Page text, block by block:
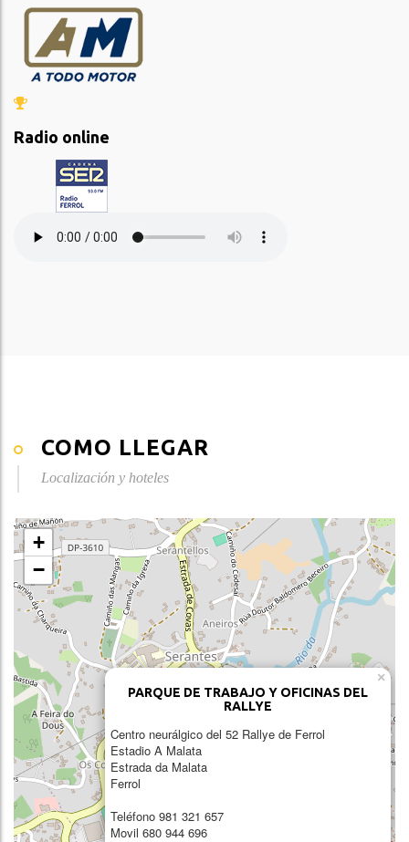
Radio online
COMO LLEGAR
Localización y hoteles
PARQUE DE TRABAJO Y OFICINAS DEL
RALLYE
Centro neurálgico del 52 Rallye de Ferrol
Estadio A Malata
Estrada da Malata
Ferrol
Teléfono 981 321 657
Movil 680 944 696
×
+
−